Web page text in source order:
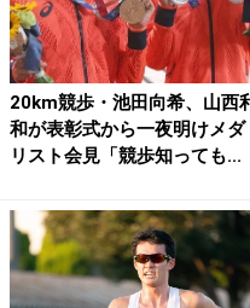
20km競歩・池田向希、山西
和が表彰式から一夜明けメダ
リスト会見「競歩知っても...